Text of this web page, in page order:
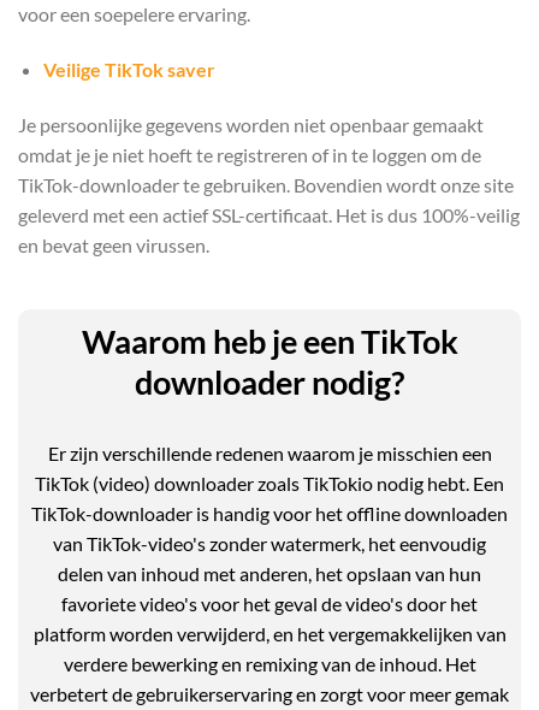
voor een soepelere ervaring.
Veilige TikTok saver
Je persoonlijke gegevens worden niet openbaar gemaakt
omdat je je niet hoeft te registreren of in te loggen om de
TikTok-downloader te gebruiken. Bovendien wordt onze site
geleverd met een actief SSL-certificaat. Het is dus 100%-veilig
en bevat geen virussen.
Waarom heb je een TikTok
downloader nodig?
Er zijn verschillende redenen waarom je misschien een
TikTok (video) downloader zoals TikTokio nodig hebt. Een
TikTok-downloader is handig voor het offline downloaden
van TikTok-video's zonder watermerk, het eenvoudig
delen van inhoud met anderen, het opslaan van hun
favoriete video's voor het geval de video's door het
platform worden verwijderd, en het vergemakkelijken van
verdere bewerking en remixing van de inhoud. Het
verbetert de gebruikerservaring en zorgt voor meer gemak